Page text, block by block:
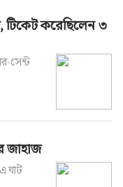
টিকেট করেছিলেন ৩
সেন্ট
জাহাজ
ঘাট